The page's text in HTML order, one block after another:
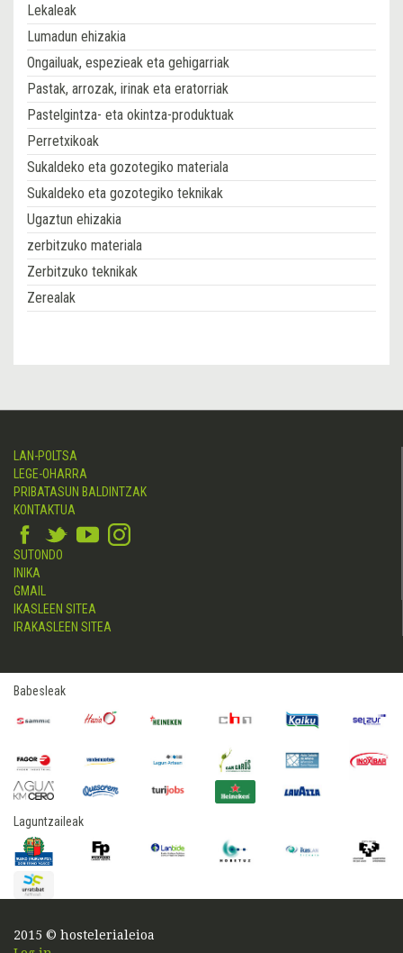
Lekaleak
Lumadun ehizakia
Ongailuak, espezieak eta gehigarriak
Pastak, arrozak, irinak eta eratorriak
Pastelgintza- eta okintza-produktuak
Perretxikoak
Sukaldeko eta gozotegiko materiala
Sukaldeko eta gozotegiko teknikak
Ugaztun ehizakia
zerbitzuko materiala
Zerbitzuko teknikak
Zerealak
LAN-POLTSA
LEGE-OHARRA
PRIBATASUN BALDINTZAK
KONTAKTUA
SUTONDO
INIKA
GMAIL
IKASLEEN SITEA
IRAKASLEEN SITEA
Babesleak
Laguntzaileak
2015 © hostelerialeioa